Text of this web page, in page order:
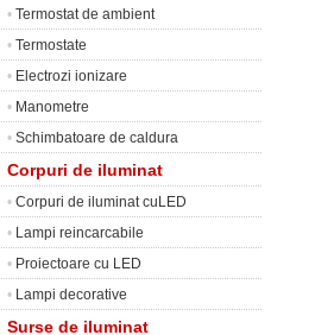
• Termostat de ambient
• Termostate
• Electrozi ionizare
• Manometre
• Schimbatoare de caldura
Corpuri de iluminat
• Corpuri de iluminat cuLED
• Lampi reincarcabile
• Proiectoare cu LED
• Lampi decorative
Surse de iluminat